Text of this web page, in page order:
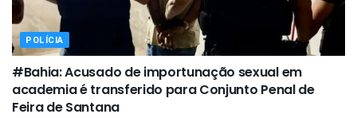
POLÍCIA
#Bahia: Acusado de importunação sexual em
academia é transferido para Conjunto Penal de
Feira de Santana